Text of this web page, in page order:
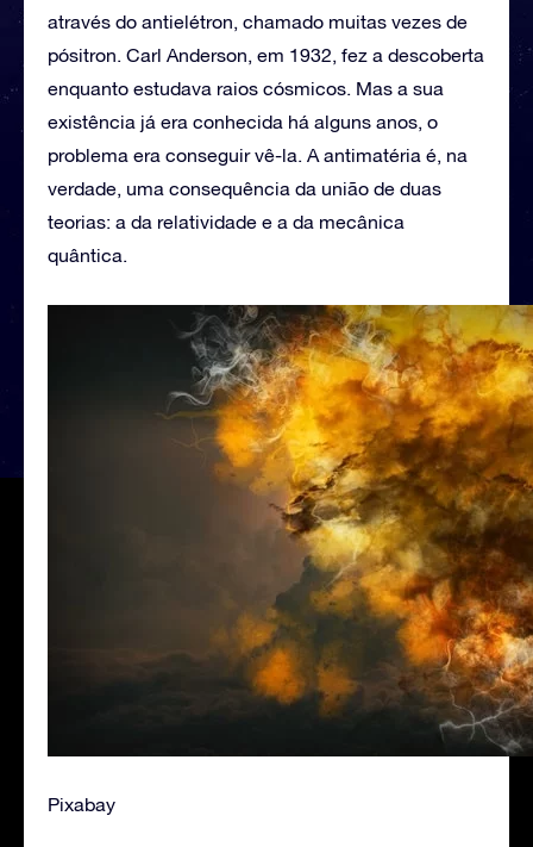
através do antielétron, chamado muitas vezes de
pósitron. Carl Anderson, em 1932, fez a descoberta
enquanto estudava raios cósmicos. Mas a sua
existência já era conhecida há alguns anos, o
problema era conseguir vê-la. A antimatéria é, na
verdade, uma consequência da união de duas
teorias: a da relatividade e a da mecânica
quântica.
Pixabay